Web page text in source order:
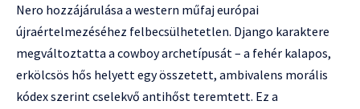
Nero hozzájárulása a western műfaj európai
újraértelmezéséhez felbecsülhetetlen. Django karaktere
megváltoztatta a cowboy archetípusát – a fehér kalapos,
erkölcsös hős helyett egy összetett, ambivalens morális
kódex szerint cselekvő antihőst teremtett. Ez a